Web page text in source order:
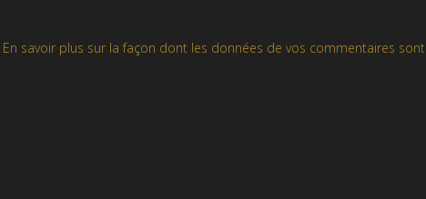
En savoir plus sur la façon dont les données de vos commentaires sont